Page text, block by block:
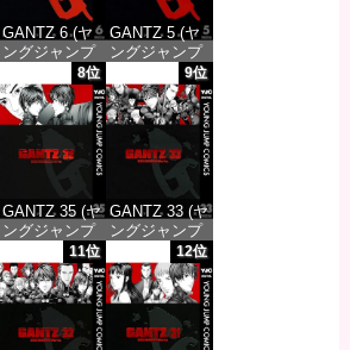
GANTZ 6 (ヤ
ングジャンプ
コミックス
DIGITAL)
価格：¥100
GANTZ 5 (ヤ
ングジャンプ
コミックス
DIGITAL)
価格：¥100
8位
GANTZ 35 (ヤ
ングジャンプ
コミックス
DIGITAL)
価格：¥100
9位
GANTZ 33 (ヤ
ングジャンプ
コミックス
DIGITAL)
価格：¥100
11位 12位